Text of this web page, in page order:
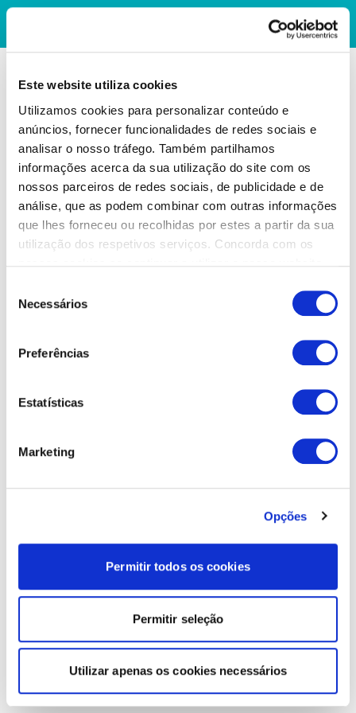
Este website utiliza cookies
Utilizamos cookies para personalizar conteúdo e
anúncios, fornecer funcionalidades de redes sociais e
analisar o nosso tráfego. Também partilhamos
informações acerca da sua utilização do site com os
nossos parceiros de redes sociais, de publicidade e de
análise, que as podem combinar com outras informações
que lhes forneceu ou recolhidas por estes a partir da sua
utilização dos respetivos serviços. Concorda com os
Necessários
Preferências
Estatísticas
Marketing
Opções
Permitir todos os cookies
Permitir seleção
Utilizar apenas os cookies necessários